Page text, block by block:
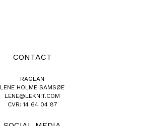
CONTACT
RAGLAN
LENE HOLME SAMSØE
LENE@LEKNIT.COM
CVR: 14 64 04 87